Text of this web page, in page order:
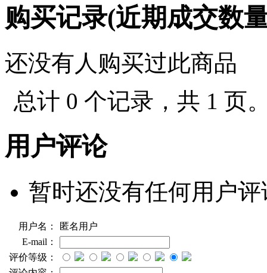
购买记录(近期成交数
还没有人购买过此商品
总计 0 个记录，共 1 页
用户评论
暂时还没有任何用户评
用户名：
匿名用户
E-mail：
评价等级：